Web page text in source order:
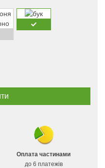
Оплата частинами
до 6 платежів